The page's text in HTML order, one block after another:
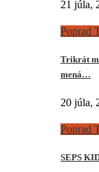
21 júla,
Poprad
Trikrát
mená…
20 júla,
Poprad
SEPS